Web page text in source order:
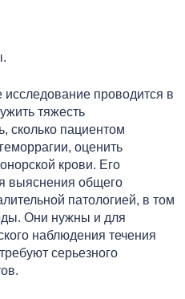
проводится в
тяжесть
сколько пациентом
оценить
крови. Его
выяснения общего
патологией, в том
Они нужны и для
наблюдения течения
серьезного